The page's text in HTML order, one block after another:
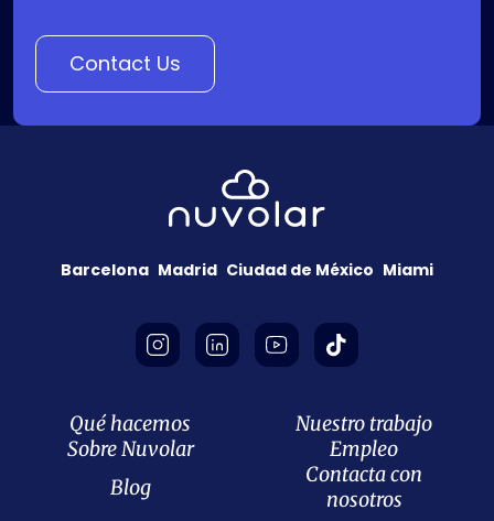
Contact Us
Barcelona Madrid Ciudad de México Miami
Qué hacemos
Nuestro trabajo
Sobre Nuvolar
Empleo
Blog
Contacta con
nosotros